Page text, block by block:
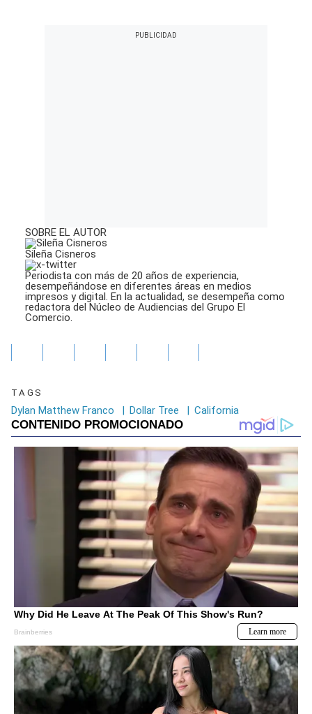
SOBRE EL AUTOR
Sileña Cisneros
Periodista con más de 20 años de experiencia,
desempeñándose en diferentes áreas en medios
impresos y digital. En la actualidad, se desempeña como
redactora del Núcleo de Audiencias del Grupo El
Comercio.
TAGS
Dylan Matthew Franco | Dollar Tree | California